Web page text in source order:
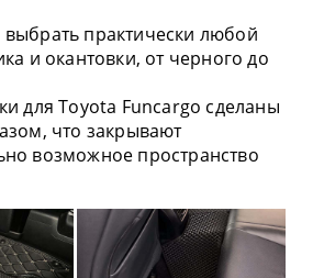
практически любой
и окантовки, от черного до
для Toyota Funcargo сделаны
что закрывают
возможное пространство